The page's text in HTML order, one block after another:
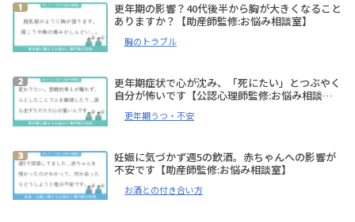
更年期の影響？40代後半から胸が大きくなること
ありますか？【助産師監修:お悩み相談室】
胸のトラブル
更年期症状で心が沈み、「死にたい」とつぶやく
自分が怖いです【公認心理師監修:お悩み相談
更年期うつ・不安
妊娠に気づかず週5の飲酒。赤ちゃんへの影響が
不安です【助産師監修:お悩み相談室】
お酒との付き合い方